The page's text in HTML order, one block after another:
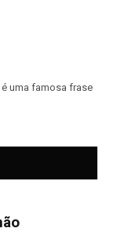
uma famosa frase